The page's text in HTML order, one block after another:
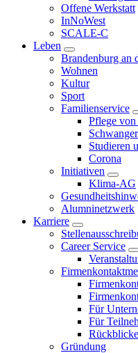
Offene Werkstatt
InNoWest
SCALE-C
Leben
Brandenburg an
Wohnen
Kultur
Sport
Familienservice
Pflege
Studieren
Corona
Initiativen
Klima-AG
Alumninetzwerk
Karriere
Career Service
Für
Für
Rückblicke
Gründung